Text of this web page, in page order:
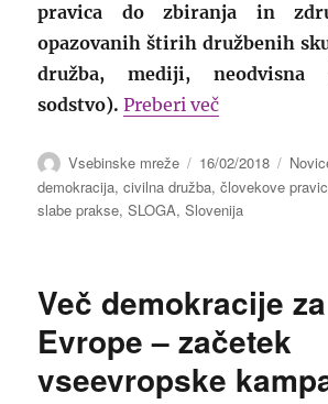
pravica do zbiranja in
opazovanih štirih družbenih
družba, mediji, neodvisna
sodstvo). Preberi več“Poročilo o
Avtor
Vsebinske mreže
Objavljeno
dne
16/02/2018
demokracija,civilna družba,človekove
slabe prakse,SLOGA,Slovenija
Več demokracije
Evrope – začetek
vseevropske